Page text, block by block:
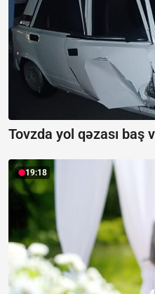
Tovzda yol qəzası baş
19:18